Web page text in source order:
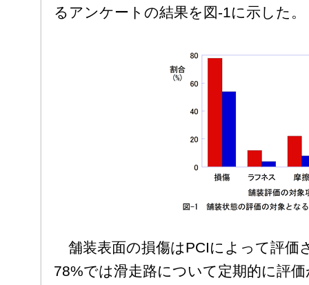
るアンケートの結果を図-1に示した。
舗装表面の損傷はPCIによって評価
78%では滑走路について定期的に評